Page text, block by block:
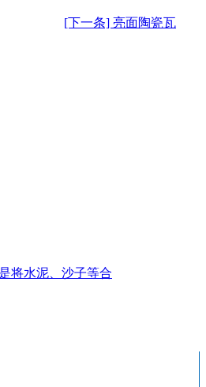
[下一条] 亮面陶瓷瓦
将水泥、沙子等合